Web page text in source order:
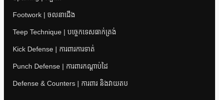
Footwork | ចលនាជើង
Teep Technique | បច្ចេកទេសធាក់ត្រង់
Kick Defense | ការពារការទាត់
Punch Defense | ការពារកណ្តាប់ដៃ
Defense & Counters | ការពារ និងវាយតប